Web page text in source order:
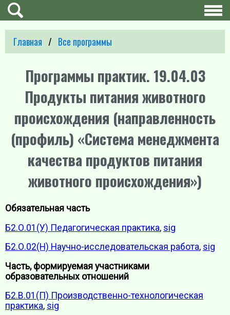
Главная Все программы
Программы практик. 19.04.03
Продукты питания животного
происхождения (направленность
(профиль) «Система менеджмента
качества продуктов питания
животного происхождения»)
Обязательная часть
Б2.О.01(У) Педагогическая практика, sig
Б2.О.02(Н) Научно-исследовательская работа, sig
Часть, формируемая участниками
образовательных отношений
Б2.В.01(П) Производственно-технологическая
практика, sig